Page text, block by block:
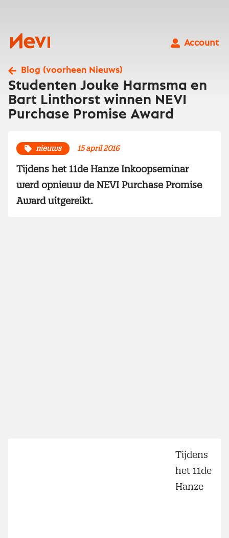
Nevi
Account
Blog (voorheen Nieuws)
Studenten Jouke Harmsma en
Bart Linthorst winnen NEVI
Purchase Promise Award
nieuws 15 april 2016
Tijdens het 11de Hanze Inkoopseminar
werd opnieuw de NEVI Purchase Promise
Award uitgereikt.
Tijdens
het 11de
Hanze